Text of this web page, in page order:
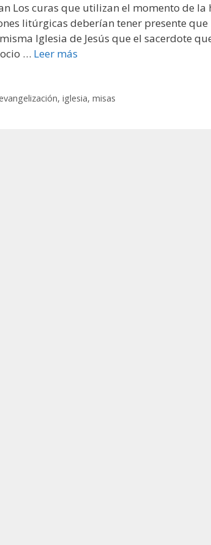
Los curas que utilizan el momento de la
litúrgicas deberían tener presente que
Iglesia de Jesús que el sacerdote
… Leer más
,iglesia,misas